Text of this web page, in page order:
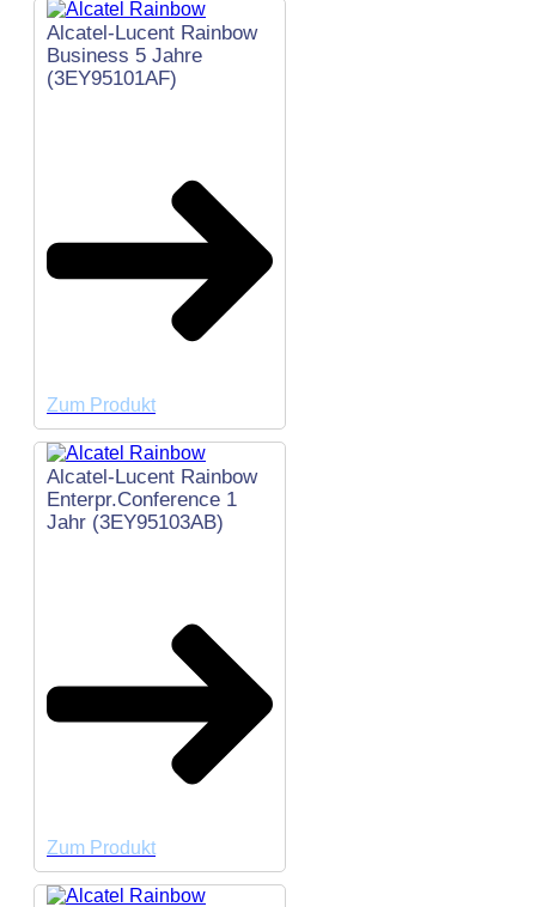
Alcatel-Lucent Rainbow
Business 5 Jahre
(3EY95101AF)
Zum Produkt
Alcatel-Lucent Rainbow
Enterpr.Conference 1
Jahr (3EY95103AB)
Zum Produkt